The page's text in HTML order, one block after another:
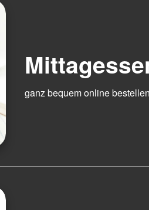
ganz bequem online bestellen